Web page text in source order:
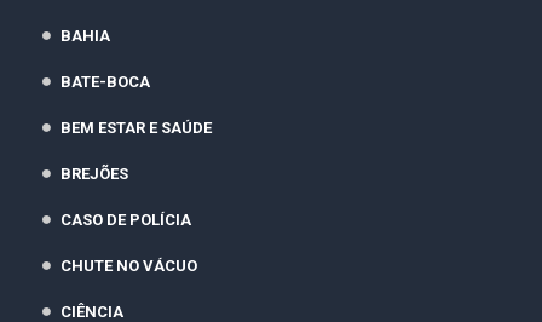
BAHIA
BATE-BOCA
BEM ESTAR E SAÚDE
BREJÕES
CASO DE POLÍCIA
CHUTE NO VÁCUO
CIÊNCIA